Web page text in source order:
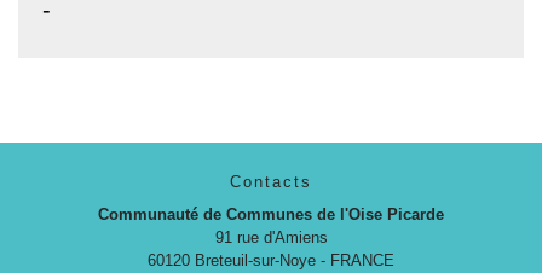
-
Contacts
Communauté de Communes de l'Oise Picarde
91 rue d'Amiens
60120 Breteuil-sur-Noye - FRANCE